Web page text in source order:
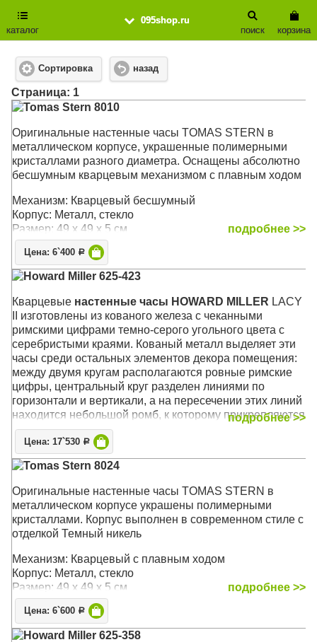
095shop.ru
каталог
корзина
поиск
Сортировка назад
Cтраница: 1
Tomas Stern 8010
Оригинальные настенные часы TOMAS STERN в
металлическом корпусе, украшенные полимерными
кристаллами разного диаметра. Оснащены абсолютно
бесшумным кварцевым механизмом с плавным ходом
Механизм: Кварцевый бесшумный
Корпус: Металл, стекло
Размер: 49 х 49 х 5 см
подробнее >>
Цена: 6`400 Р
Howard Miller 625-423
Кварцевые настенные часы HOWARD MILLER LACY
II изготовлены из кованого железа c чеканными
римскими цифрами темно-серого угольного цвета с
серебристыми краями. Кованый металл выделяет эти
часы среди остальных элементов декора помещения:
между двумя кругам располагаются ровные римские
цифры, центральный круг разделен линиями по
горизонтали и вертикали, а на пересечении этих линий
находится небольшой ромб, к которому прикрепляются
часовые стрелки. На концах стрелок располагаются
формы полых алмазов.
Механизм: Кварцевый
Размер: 36 x 36 х 4 см
подробнее >>
Цена: 17`530 Р
Tomas Stern 8024
Оригинальные настенные часы TOMAS STERN в
металлическом корпусе украшены полимерными
кристаллами. Корпус выполнен в современном стиле с
отделкой Темный никель
Механизм: Кварцевый с плавным ходом
Корпус: Металл, стекло
Размер: 49 х 49 х 5 см
подробнее >>
Цена: 6`600 Р
Howard Miller 625-358